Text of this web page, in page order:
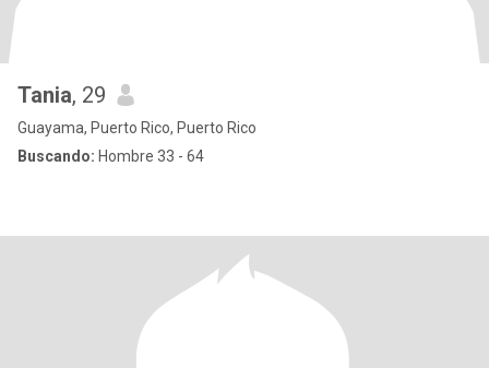
Tania, 29
Guayama, Puerto Rico, Puerto Rico
Buscando: Hombre 33 - 64